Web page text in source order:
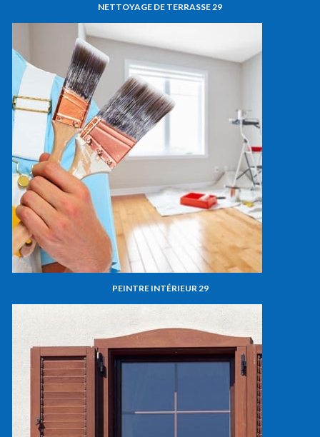
NETTOYAGE DE TERRASSE 29
PEINTRE INTÉRIEUR 29